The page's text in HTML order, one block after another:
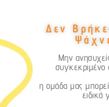
Δεν
Μην
η ομάδα μας
ειδικά